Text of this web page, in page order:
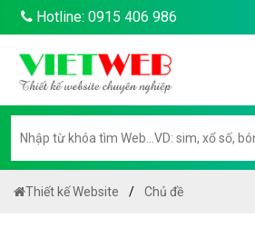
Hotline: 0915 406 986
Thiết kế Website Chủ đề